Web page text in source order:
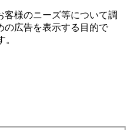
客様のニーズ等について調
の広告を表⽰する⽬的で